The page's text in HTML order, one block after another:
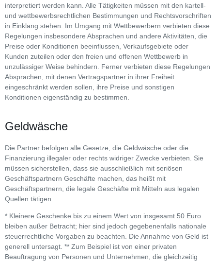
interpretiert werden kann. Alle Tätigkeiten müssen mit den kartell-
und wettbewerbsrechtlichen Bestimmungen und Rechtsvorschriften
in Einklang stehen. Im Umgang mit Wettbewerbern verbieten diese
Regelungen insbesondere Absprachen und andere Aktivitäten, die
Preise oder Konditionen beeinflussen, Verkaufsgebiete oder
Kunden zuteilen oder den freien und offenen Wettbewerb in
unzulässiger Weise behindern. Ferner verbieten diese Regelungen
Absprachen, mit denen Vertragspartner in ihrer Freiheit
eingeschränkt werden sollen, ihre Preise und sonstigen
Konditionen eigenständig zu bestimmen.
Geldwäsche
Die Partner befolgen alle Gesetze, die Geldwäsche oder die
Finanzierung illegaler oder rechts widriger Zwecke verbieten. Sie
müssen sicherstellen, dass sie ausschließlich mit seriösen
Geschäftspartnern Geschäfte machen, das heißt mit
Geschäftspartnern, die legale Geschäfte mit Mitteln aus legalen
Quellen tätigen.
* Kleinere Geschenke bis zu einem Wert von insgesamt 50 Euro
bleiben außer Betracht; hier sind jedoch gegebenenfalls nationale
steuerrechtliche Vorgaben zu beachten. Die Annahme von Geld ist
generell untersagt. ** Zum Beispiel ist von einer privaten
Beauftragung von Personen und Unternehmen, die gleichzeitig